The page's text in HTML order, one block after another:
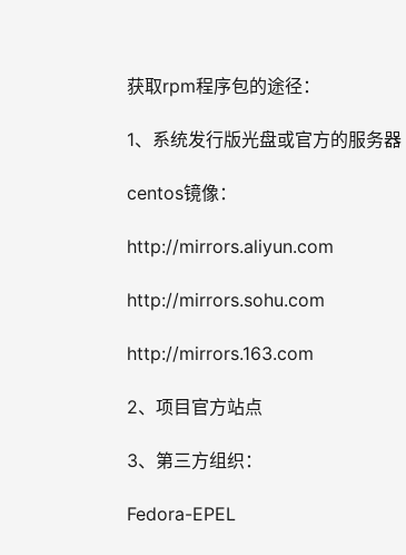
获取rpm程序包的途径：
1、系统发行版光盘或官方的服务器
centos镜像：
http://mirrors.aliyun.com
http://mirrors.sohu.com
http://mirrors.163.com
2、项目官方站点
3、第三方组织：
Fedora-EPEL